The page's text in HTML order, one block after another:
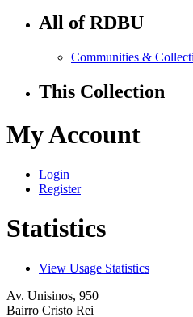
All of RDBU
Communities &
This Collection
My Account
Login
Register
Statistics
View Usage Statistics
Av. Unisinos, 950
Bairro Cristo Rei